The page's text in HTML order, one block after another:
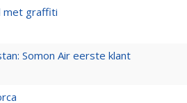
met graffiti
Somon Air eerste klant